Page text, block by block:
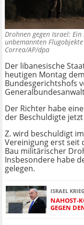
Drohnen gegen Israel:
unbemannten
Correa/AP/dpa
Der libanesische
heutigen Montag
Bundesgerichtshofs
Der Richter habe
der Beschuldigte
Z. wird beschuldigt
Vereinigung erst seit
Bau militärischer
Insbesondere habe
gelegen.
ISRAEL KRIEG
NAHOST-
GEGEN